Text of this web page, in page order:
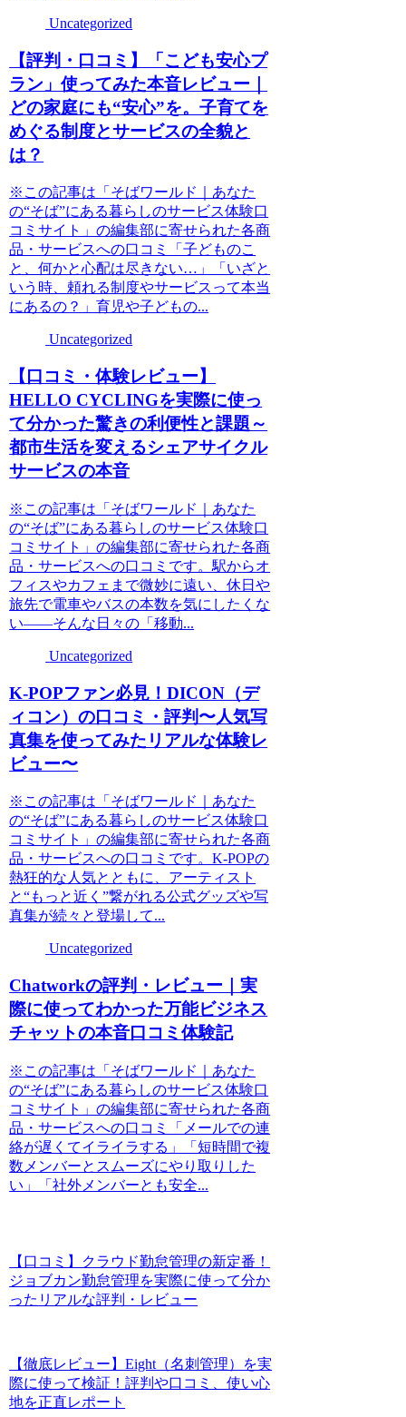
Uncategorized
【評判・口コミ】「こども安心プ
ラン」使ってみた本音レビュー｜
どの家庭にも“安心”を。子育てを
めぐる制度とサービスの全貌と
は？
※この記事は「そばワールド｜あなた
の“そば”にある暮らしのサービス体験口
コミサイト」の編集部に寄せられた各商
品・サービスへの口コミ「子どものこ
と、何かと心配は尽きない…」「いざと
いう時、頼れる制度やサービスって本当
にあるの？」育児や子どもの...
Uncategorized
【口コミ・体験レビュー】
HELLO CYCLINGを実際に使っ
て分かった驚きの利便性と課題～
都市生活を変えるシェアサイクル
サービスの本音
※この記事は「そばワールド｜あなた
の“そば”にある暮らしのサービス体験口
コミサイト」の編集部に寄せられた各商
品・サービスへの口コミです。駅からオ
フィスやカフェまで微妙に遠い、休日や
旅先で電車やバスの本数を気にしたくな
い――そんな日々の「移動...
Uncategorized
K-POPファン必見！DICON（デ
ィコン）の口コミ・評判〜人気写
真集を使ってみたリアルな体験レ
ビュー〜
※この記事は「そばワールド｜あなた
の“そば”にある暮らしのサービス体験口
コミサイト」の編集部に寄せられた各商
品・サービスへの口コミです。K-POPの
熱狂的な人気とともに、アーティスト
と“もっと近く”繋がれる公式グッズや写
真集が続々と登場して...
Uncategorized
Chatworkの評判・レビュー｜実
際に使ってわかった万能ビジネス
チャットの本音口コミ体験記
※この記事は「そばワールド｜あなた
の“そば”にある暮らしのサービス体験口
コミサイト」の編集部に寄せられた各商
品・サービスへの口コミ「メールでの連
絡が遅くてイライラする」「短時間で複
数メンバーとスムーズにやり取りした
い」「社外メンバーとも安全...
【口コミ】クラウド勤怠管理の新定番！
ジョブカン勤怠管理を実際に使って分か
ったリアルな評判・レビュー
【徹底レビュー】Eight（名刺管理）を実
際に使って検証！評判や口コミ、使い心
地を正直レポート